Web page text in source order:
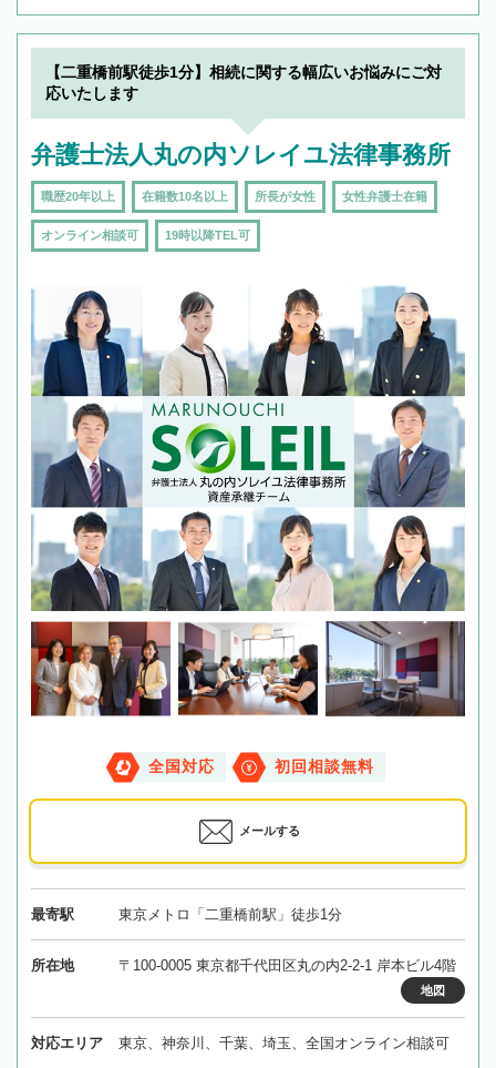
【二重橋前駅徒歩1分】相続に関する幅広いお悩みにご対
応いたします
弁護士法人丸の内ソレイユ法律事務所
職歴20年以上 在籍数10名以上 所長が女性 女性弁護士在籍
オンライン相談可 19時以降TEL可
全国対応 初回相談無料
メールする
最寄駅 東京メトロ「二重橋前駅」徒歩1分
所在地 〒100-0005 東京都千代田区丸の内2-2-1 岸本ビル4階
地図
対応エリア 東京、神奈川、千葉、埼玉、全国オンライン相談可